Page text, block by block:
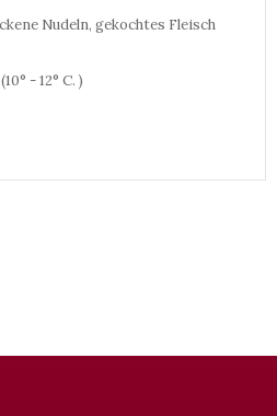
Nudeln, gekochtes Fleisch
- 12° C. )